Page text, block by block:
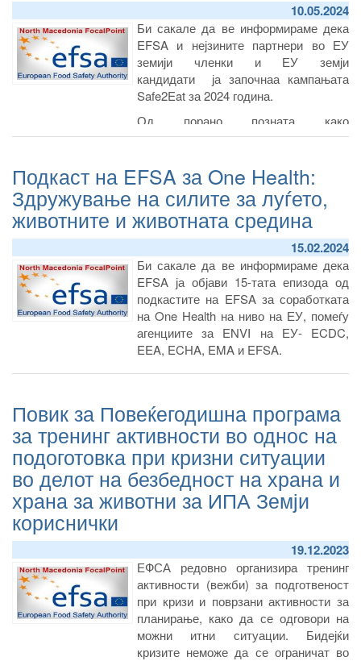
10.05.2024
Би сакале да ве информираме дека
EFSA и нејзините партнери во ЕУ
земији членки и ЕУ земји
кандидати ја започнаа кампањата
Safe2Eat за 2024 година.
Од порано позната како
#EUChooseSafeFood, кампањата се
обновена заложба за промовирање
на свеста за безбедноста на храната
кај европските граѓани.
Подкаст на EFSA за One Health:
Здружување на силите за луѓето,
животните и животната средина
15.02.2024
Би сакале да ве информираме дека
EFSA ја објави 15-тата епизода од
подкастите на EFSA за соработката
на One Health на ниво на ЕУ, помеѓу
агенциите за ENVI на ЕУ- ECDC,
EEA, ECHA, EMA и EFSA.
Повик за Повеќегодишна програма
за тренинг активности во однос на
подоготовка при кризни ситуации
во делот на безбедност на храна и
храна за животни за ИПА Земји
кориснички
19.12.2023
ЕФСА редовно организира тренинг
активности (вежби) за подготвеност
при кризи и поврзани активности за
планирање, како да се одговори на
можни итни ситуации. Бидејќи
кризите неможе да се ограничат во